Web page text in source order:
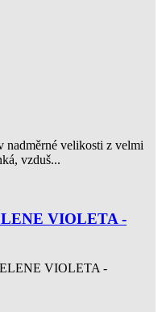
nadměrné velikosti z velmi
vzduš...
VIOLETA -